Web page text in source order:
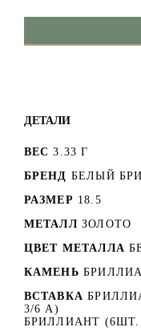
ДЕТАЛИ
ВЕС 3.33 Г
БРЕНД БЕЛЫЙ
РАЗМЕР 18.5
МЕТАЛЛ ЗОЛОТО
ЦВЕТ МЕТАЛЛА
КАМЕНЬ
ВСТАВКА
3/6 А)
БРИЛЛИАНТ (6ШТ.,